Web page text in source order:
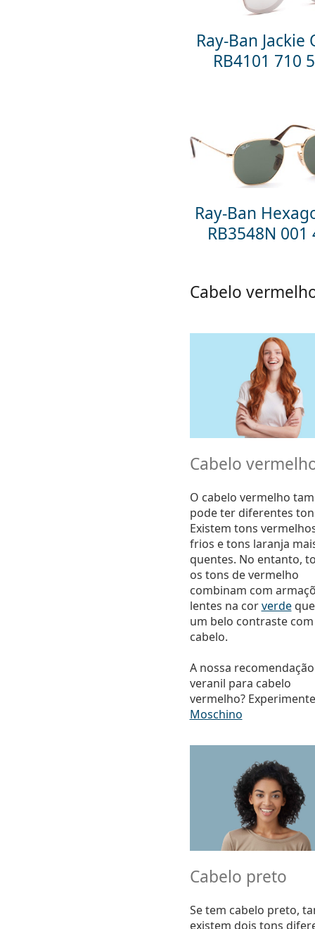
Ray-Ban Jackie
RB4101 710
Ray-Ban
RB3548N 001
Cabelo
Cabelo
O cabelo vermelho
pode ter diferentes
Existem tons
frios e tons laranja
quentes. No entanto,
os tons de vermelho
combinam com
lentes na corverde
um belo contraste
cabelo.
A nossa
veranil para cabelo
vermelho?
Moschino
Cabelo preto
Se tem cabelo preto,
existem dois tons